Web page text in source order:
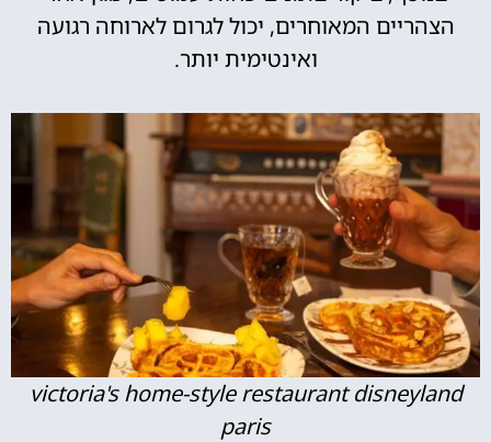
הצהריים המאוחרים, יכול לגרום לארוחה רגועה
ואינטימית יותר.
victoria's home-style restaurant disneyland
paris